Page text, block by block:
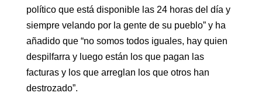
político que está disponible las 24 horas del día y
siempre velando por la gente de su pueblo” y ha
añadido que “no somos todos iguales, hay quien
despilfarra y luego están los que pagan las
facturas y los que arreglan los que otros han
destrozado”.